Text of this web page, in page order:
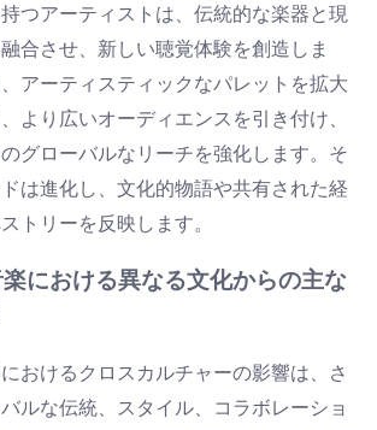
つアーティストは、伝統的な楽器と現
合させ、新しい聴覚体験を創造しま
アーティスティックなパレットを拡大
より広いオーディエンスを引き付け、
グローバルなリーチを強化します。そ
は進化し、文化的物語や共有された経
トリーを反映します。
における異なる文化からの主な
おけるクロスカルチャーの影響は、さ
ルな伝統、スタイル、コラボレーショ